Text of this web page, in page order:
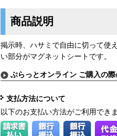
商品説明
掲示時、ハサミで自由に切って使
い部分がマグネットシートです。
ぷらっとオンライン ご購入の
支払方法について
以下のお支払い方法がご利用できま